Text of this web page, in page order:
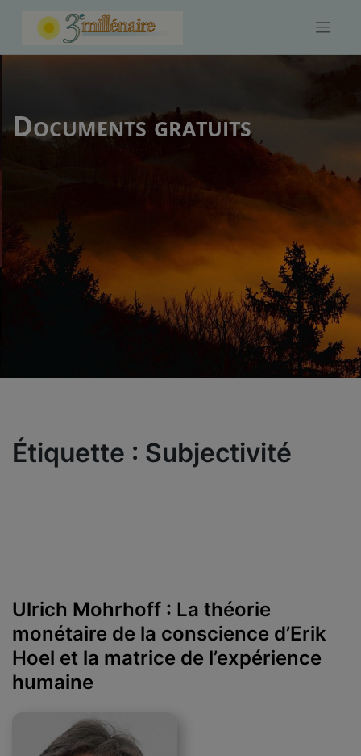
Documents gratuits
Étiquette : Subjectivité
Ulrich Mohrhoff : La théorie
monétaire de la conscience d’Erik
Hoel et la matrice de l’expérience
humaine